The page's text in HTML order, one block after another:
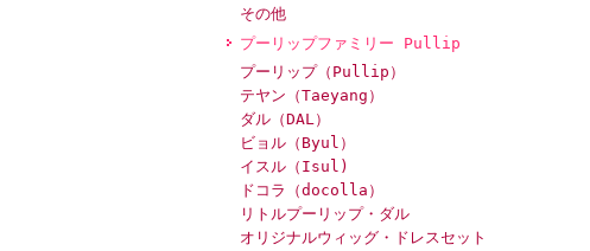
その他
プーリップファミリー Pullip
プーリップ（Pullip）
テヤン（Taeyang）
ダル（DAL）
ビョル（Byul）
イスル（Isul)
ドコラ（docolla）
リトルプーリップ・ダル
オリジナルウィッグ・ドレスセット